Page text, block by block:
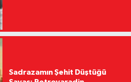
Sadrazamın Şehit Düştüğü